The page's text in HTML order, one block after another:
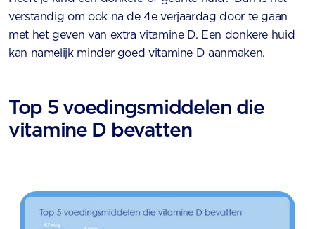
verstandig om ook na de 4e verjaardag door te gaan
met het geven van extra vitamine D. Een donkere huid
kan namelijk minder goed vitamine D aanmaken.
Top 5 voedingsmiddelen die
vitamine D bevatten